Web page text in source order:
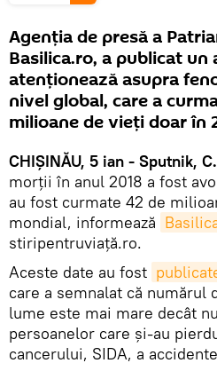
Agenția de presă a
Basilica.ro, a publicat un
atenționează asupra
nivel global, care a
milioane de vieți doar în
CHIȘINĂU, 5 ian - Sputnik,
morții în anul 2018 a fost
au fost curmate 42 de
mondial, informează
stiripentruviață.ro.
Aceste date au fost
care a semnalat că numărul
lume este mai mare decât
persoanelor care și-au
cancerului, SIDA, a